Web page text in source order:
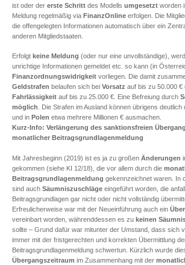
ist oder der erste Schritt des Modells umgesetzt worden
Meldung regelmäßig via FinanzOnline erfolgen. Die
die offengelegten Informationen automatisch über ein
anderen Mitgliedstaaten.
Erfolgt keine Meldung (oder nur eine unvollständige),
unrichtige Informationen gemeldet etc. so kann (in
Finanzordnungswidrigkeit vorliegen. Die damit
Geldstrafen belaufen sich bei Vorsatz auf bis zu 50.000 €
Fahrlässigkeit auf bis zu 25.000 €. Eine Befreiung durch
möglich . Die Strafen im Ausland können übrigens
und in Polen etwa mehrere Millionen € ausmachen.
Kurz-Info: Verlängerung des sanktionsfreien
monatlicher Beitragsgrundlagenmeldung
Mit Jahresbeginn (2019) ist es ja zu großen Änderungen
gekommen (siehe KI 12/18), die vor allem durch die
Beitragsgrundlagenmeldung gekennzeichnet waren. In
sind auch Säumniszuschläge eingeführt worden, die
Beitragsgrundlagen gar nicht oder nicht vollständig
Erfreulicherweise war mit der Neueinführung auch ein
vereinbart worden, währenddessen es zu keinen
sollte – Grund dafür war mitunter der Umstand, dass sich
immer mit der fristgerechten und korrekten Übermittlung
Beitragsgrundlagenmeldung schwertun. Kürzlich wurde
Übergangszeitraum im Zusammenhang mit der